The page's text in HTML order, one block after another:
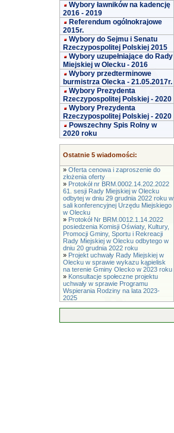
Wybory ławników na kadencję
2016 - 2019
Referendum ogólnokrajowe
2015r.
Wybory do Sejmu i Senatu
Rzeczypospolitej Polskiej 2015
Wybory uzupełniające do Rady
Miejskiej w Olecku - 2016
Wybory przedterminowe
burmistrza Olecka - 21.05.2017r.
Wybory Prezydenta
Rzeczypospolitej Polskiej - 2020
Wybory Prezydenta
Rzeczypospolitej Polskiej - 2020
Powszechny Spis Rolny w
2020 roku
Ostatnie 5 wiadomości:
» Oferta cenowa i zaproszenie do
złożenia oferty
» Protokół nr BRM.0002.14.202.2022
61. sesji Rady Miejskiej w Olecku
odbytej w dniu 29 grudnia 2022 roku w
sali konferencyjnej Urzędu Miejskiego
w Olecku
» Protokół Nr BRM.0012.1.14.2022
posiedzenia Komisji Oświaty, Kultury,
Promocji Gminy, Sportu i Rekreacji
Rady Miejskiej w Olecku odbytego w
dniu 20 grudnia 2022 roku
» Projekt uchwały Rady Miejskiej w
Olecku w sprawie wykazu kąpielisk
na terenie Gminy Olecko w 2023 roku
» Konsultacje społeczne projektu
uchwały w sprawie Programu
Wspierania Rodziny na lata 2023-
2025